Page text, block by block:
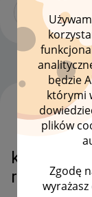
będzie
którymi
plików
Zgodę
klient nie